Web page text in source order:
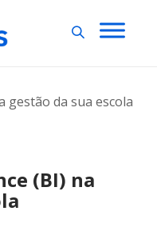
(BI) na